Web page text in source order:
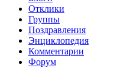
Отклики
Группы
Поздравления
Энциклопедия
Комментарии
Форум